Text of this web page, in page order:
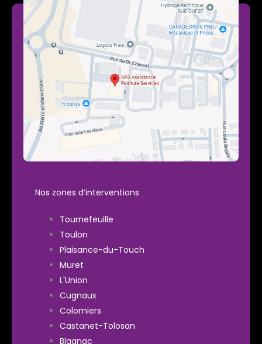
Nos zones d’interventions
Tournefeuille
Toulon
Plaisance-du-Touch
Muret
L'Union
Cugnaux
Colomiers
Castanet-Tolosan
Blagnac